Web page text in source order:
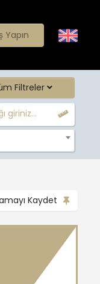
Yapın
Filtreler
giriniz...
Kaydet